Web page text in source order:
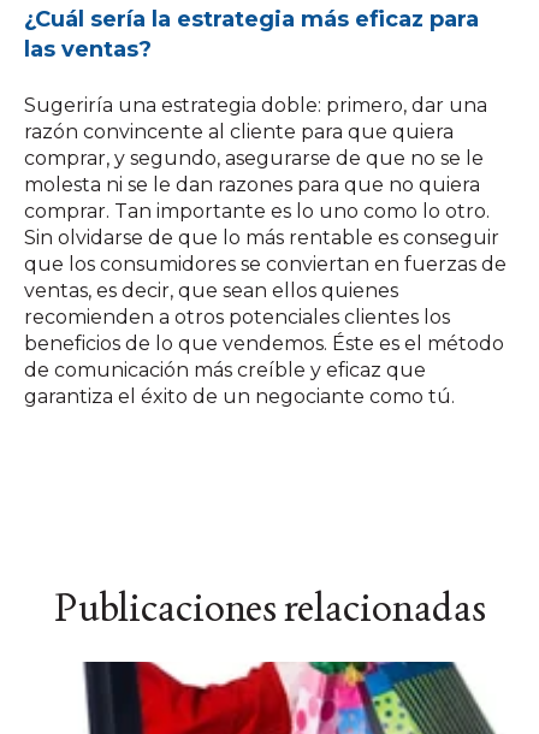
¿Cuál sería la estrategia más eficaz para
las ventas?
Sugeriría una estrategia doble: primero, dar una
razón convincente al cliente para que quiera
comprar, y segundo, asegurarse de que no se le
molesta ni se le dan razones para que no quiera
comprar. Tan importante es lo uno como lo otro.
Sin olvidarse de que lo más rentable es conseguir
que los consumidores se conviertan en fuerzas de
ventas, es decir, que sean ellos quienes
recomienden a otros potenciales clientes los
beneficios de lo que vendemos. Éste es el método
de comunicación más creíble y eficaz que
garantiza el éxito de un negociante como tú.
Publicaciones relacionadas